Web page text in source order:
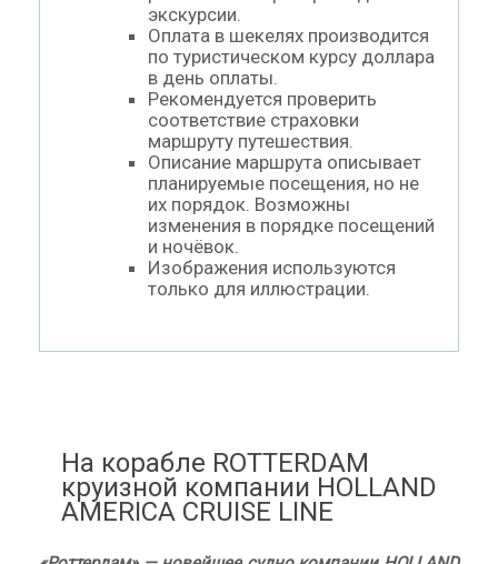
экскурсии.
Оплата в шекелях производится
по туристическом курсу доллара
в день оплаты.
Рекомендуется проверить
соответствие страховки
маршруту путешествия.
Описание маршрута описывает
планируемые посещения, но не
их порядок. Возможны
изменения в порядке посещений
и ночёвок.
Изображения используются
только для иллюстрации.
На корабле ROTTERDAM
круизной компании HOLLAND
AMERICA CRUISE LINE